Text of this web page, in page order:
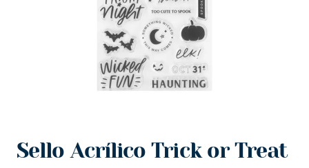
Sello Acrílico Trick or Treat